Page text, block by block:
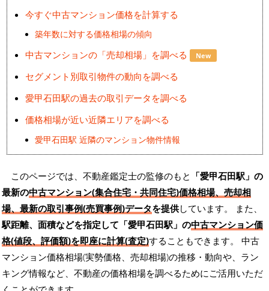
今すぐ中古マンション価格を計算する
築年数に対する価格相場の傾向
中古マンションの「売却相場」を調べる New
セグメント別取引物件の動向を調べる
愛甲石田駅の過去の取引データを調べる
価格相場が近い近隣エリアを調べる
愛甲石田駅 近隣のマンション物件情報
このページでは、不動産鑑定士の監修のもと 「愛甲石田駅」の
最新の中古マンション(集合住宅・共同住宅)価格相場、売却相
場、最新の取引事例(売買事例)データを提供しています。 また、
駅距離、面積などを指定して「愛甲石田駅」の中古マンション価
格(値段、評価額)を即座に計算(査定)することもできます。 中古
マンション価格相場(実勢価格、売却相場)の推移・動向や、ラン
キング情報など、不動産の価格相場を調べるためにご活用いただ